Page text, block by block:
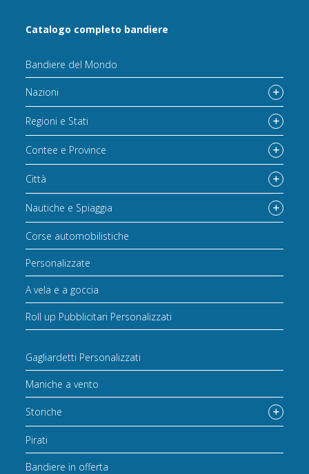
Catalogo completo bandiere
Bandiere del Mondo
Nazioni
Regioni e Stati
Contee e Province
Città
Nautiche e Spiaggia
Corse automobilistiche
Personalizzate
A vela e a goccia
Roll up Pubblicitari Personalizzati
Gagliardetti Personalizzati
Maniche a vento
Storiche
Pirati
Bandiere in offerta